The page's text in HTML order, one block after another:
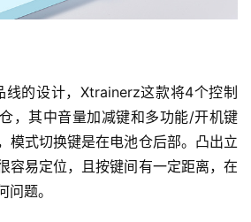
，其中音量加减键和多功能/开机键
模式切换键是在电池仓后部。凸出立
容易定位，且按键间有一定距离，在
题。